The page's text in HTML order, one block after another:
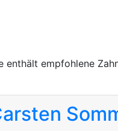
enthält empfohlene